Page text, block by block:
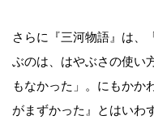
さらに『三河物語』は、
ぶのは、はやぶさの使い
もなかった」。にもかか
がまずかった』とはいわ